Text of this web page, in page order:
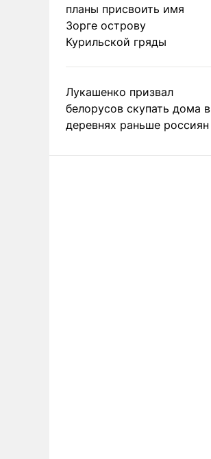
планы присвоить имя
Зорге острову
Курильской гряды
Лукашенко призвал
белорусов скупать дома в
деревнях раньше россиян